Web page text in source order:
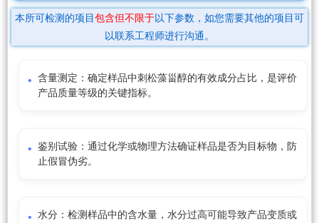
本所可检测的项目 包含但不限于以下参数，如您需要其他的项目可
以联系工程师进行沟通。
含量测定：确定样品中刺松藻甾醇的有效成分占比，是评价
产品质量等级的关键指标。
鉴别试验：通过化学或物理方法确证样品是否为目标物，防
止假冒伪劣。
水分：检测样品中的含水量，水分过高可能导致产品变质或